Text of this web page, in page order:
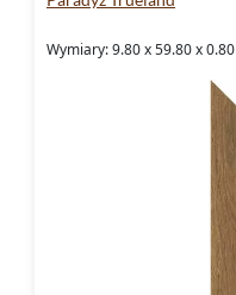
Wymiary: 9.80 x 59.80 x 0.80